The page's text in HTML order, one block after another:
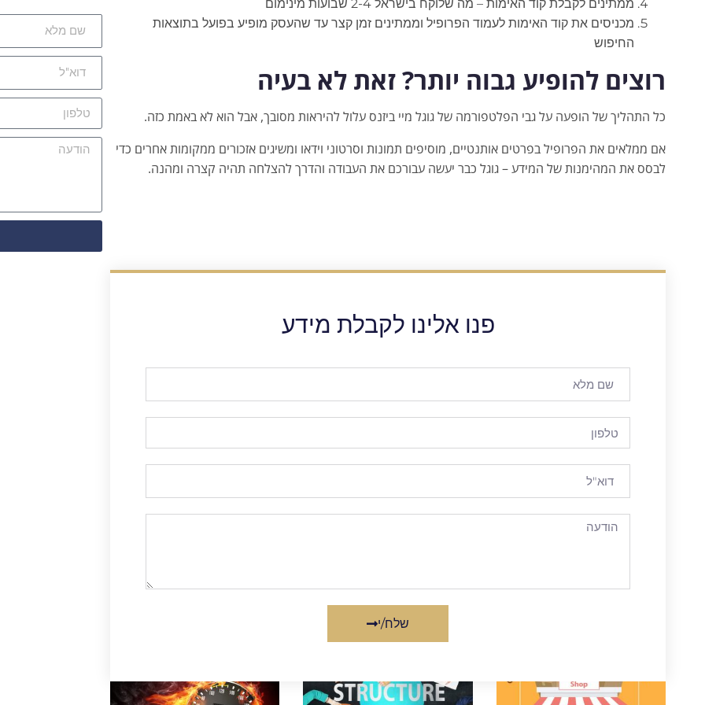
ממתינים לקבלת קוד האימות – מה שלוקח בישראל 2-4 שבועות מינימום
מכניסים את קוד האימות לעמוד הפרופיל וממתינים זמן קצר עד שהעסק מופיע בפועל בתוצאות
החיפוש
רוצים להופיע גבוה יותר? זאת לא בעיה
כל התהליך של הופעה על גבי הפלטפורמה של גוגל מיי ביזנס עלול להיראות מסובך, אבל הוא לא באמת כזה.
אם ממלאים את הפרופיל בפרטים אותנטיים, מוסיפים תמונות וסרטוני וידאו ומשיגים אזכורים ממקומות אחרים כדי
לבסס את המהימנות של המידע – גוגל כבר יעשה עבורכם את העבודה והדרך להצלחה תהיה קצרה ומהנה.
פנו אלינו לקבלת מידע
שלח/י